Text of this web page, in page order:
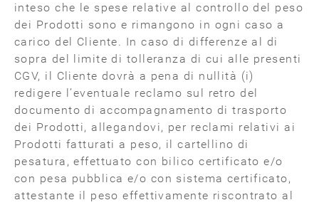
inteso che le spese relative al controllo del peso
dei Prodotti sono e rimangono in ogni caso a
carico del Cliente. In caso di differenze al di
sopra del limite di tolleranza di cui alle presenti
CGV, il Cliente dovrà a pena di nullità (i)
redigere l’eventuale reclamo sul retro del
documento di accompagnamento di trasporto
dei Prodotti, allegandovi, per reclami relativi ai
Prodotti fatturati a peso, il cartellino di
pesatura, effettuato con bilico certificato e/o
con pesa pubblica e/o con sistema certificato,
attestante il peso effettivamente riscontrato al